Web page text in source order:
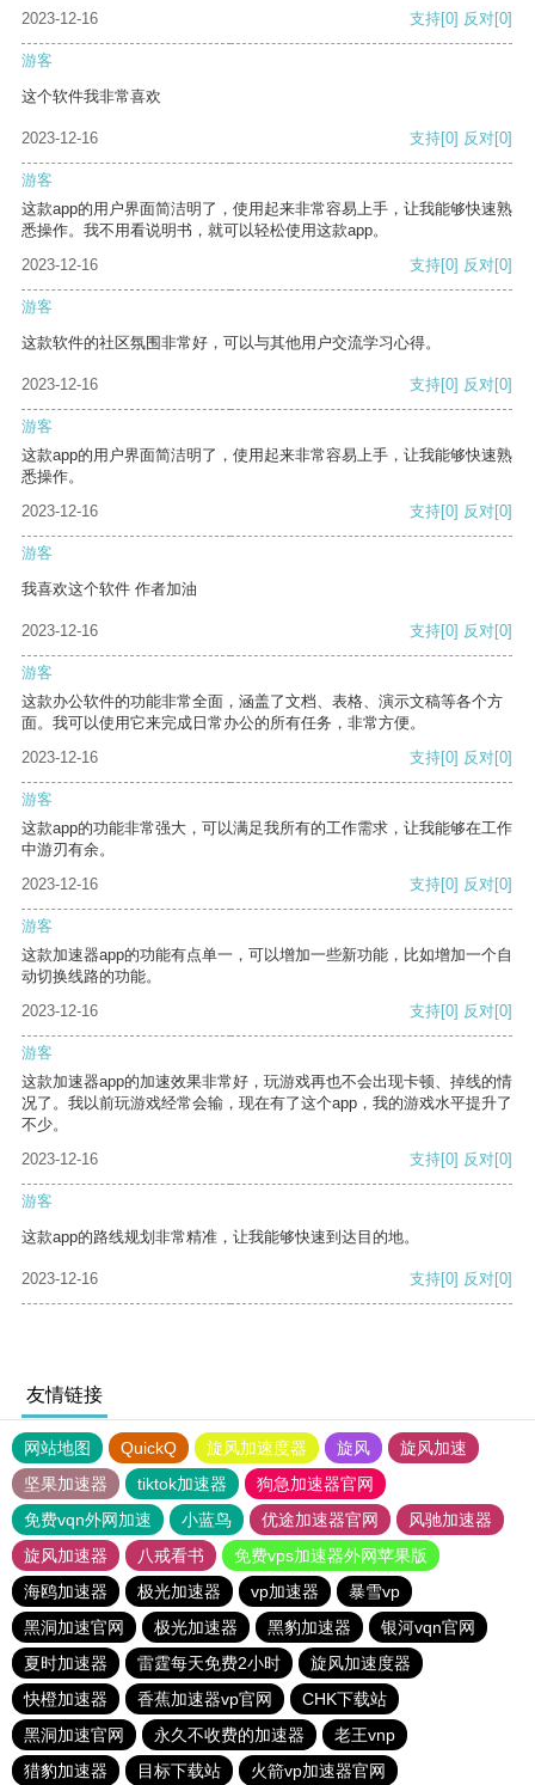
2023-12-16 支持[0] 反对[0]
游客
这个软件我非常喜欢
2023-12-16 支持[0] 反对[0]
游客
这款app的用户界面简洁明了，使用起来非常容易上手，让我能够快速熟
悉操作。我不用看说明书，就可以轻松使用这款app。
2023-12-16
支持[0] 反对[0]
游客
这款软件的社区氛围非常好，可以与其他用户交流学习心得。
2023-12-16 支持[0] 反对[0]
游客
这款app的用户界面简洁明了，使用起来非常容易上手，让我能够快速熟
悉操作。
2023-12-16
支持[0] 反对[0]
游客
我喜欢这个软件 作者加油
2023-12-16 支持[0] 反对[0]
游客
这款办公软件的功能非常全面，涵盖了文档、表格、演示文稿等各个方
面。我可以使用它来完成日常办公的所有任务，非常方便。
2023-12-16
支持[0] 反对[0]
游客
这款app的功能非常强大，可以满足我所有的工作需求，让我能够在工作
中游刃有余。
2023-12-16
支持[0] 反对[0]
游客
这款加速器app的功能有点单一，可以增加一些新功能，比如增加一个自
动切换线路的功能。
2023-12-16
支持[0] 反对[0]
游客
这款加速器app的加速效果非常好，玩游戏再也不会出现卡顿、掉线的情
况了。我以前玩游戏经常会输，现在有了这个app，我的游戏水平提升了
不少。
2023-12-16
支持[0] 反对[0]
游客
这款app的路线规划非常精准，让我能够快速到达目的地。
2023-12-16 支持[0] 反对[0]
友情链接
网站地图 QuickQ 旋风加速度器 旋风
旋风加速
坚果加速器
tiktok加速器
狗急加速器官网
免费vqn外网加速
小蓝鸟 优途加速器官网
风驰加速器
旋风加速器
八戒看书
免费vps加速器外网苹果版
海鸥加速器
极光加速器 vp加速器
暴雪vp
黑洞加速官网
极光加速器 黑豹加速器
银河vqn官网
夏时加速器
雷霆每天免费2小时
旋风加速度器
快橙加速器
香蕉加速器vp官网
CHK下载站
黑洞加速官网
永久不收费的加速器
老王vnp
猎豹加速器
目标下载站 火箭vp加速器官网